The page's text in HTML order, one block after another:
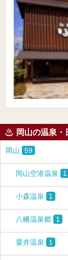
岡山の温泉
岡山 59
岡山空港温泉 1
小森温泉 1
八幡温泉郷 1
粟井温泉 1